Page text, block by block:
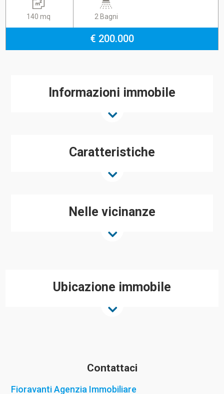
140 mq 2 Bagni
€ 200.000
Informazioni immobile
Caratteristiche
Nelle vicinanze
Ubicazione immobile
Contattaci
Fioravanti Agenzia Immobiliare